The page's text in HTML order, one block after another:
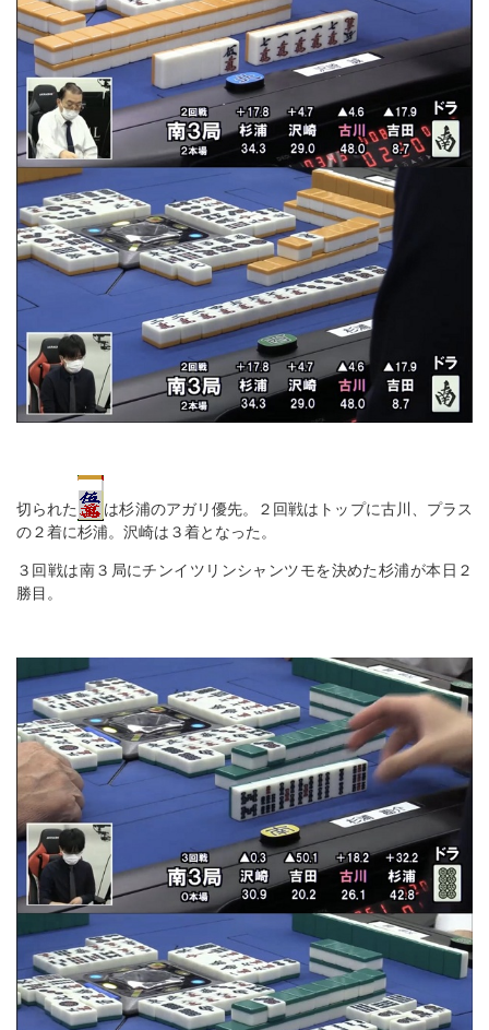
切られた
は杉浦のアガリ優先。２回戦はトップに古川、プラス
の２着に杉浦。沢崎は３着となった。
３回戦は南３局にチンイツリンシャンツモを決めた杉浦が本日２
勝目。